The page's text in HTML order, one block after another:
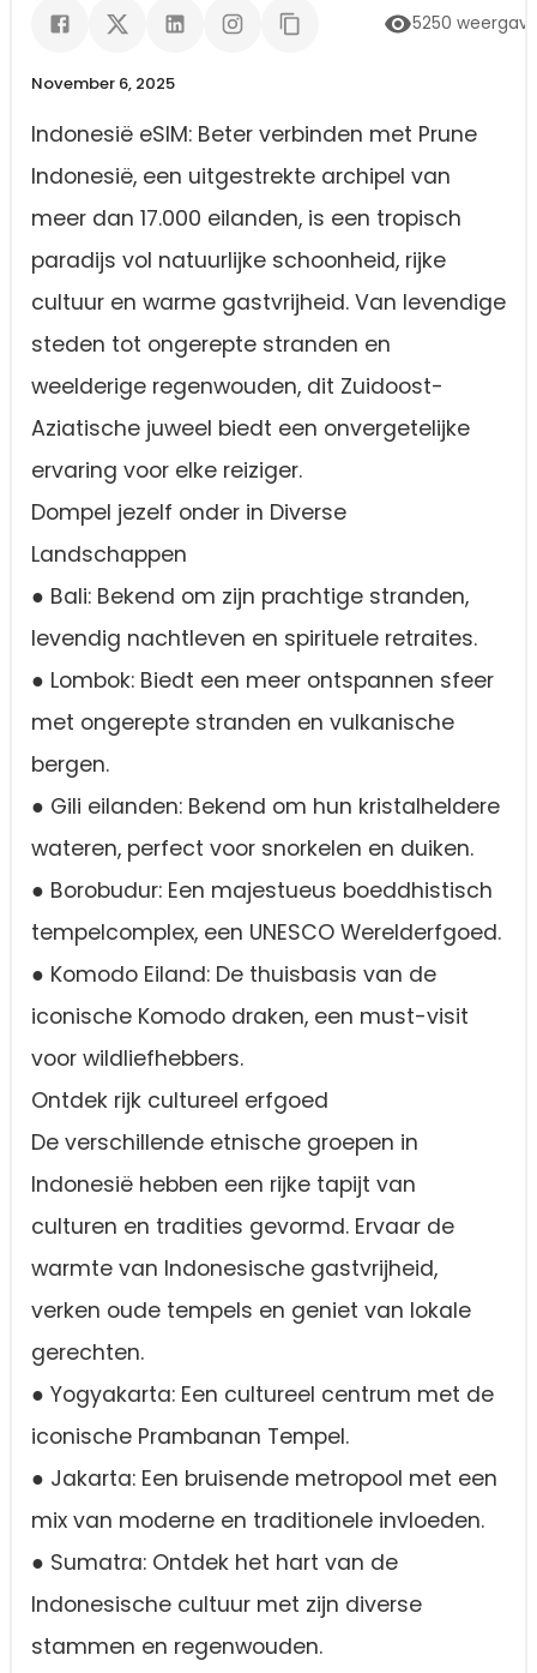
5250
November 6, 2025
Indonesië eSIM: Beter verbinden met Prune
Indonesië, een uitgestrekte archipel van
meer dan 17.000 eilanden, is een tropisch
paradijs vol natuurlijke schoonheid, rijke
cultuur en warme gastvrijheid. Van levendige
steden tot ongerepte stranden en
weelderige regenwouden, dit Zuidoost-
Aziatische juweel biedt een onvergetelijke
ervaring voor elke reiziger.
Dompel jezelf onder in Diverse
Landschappen
● Bali: Bekend om zijn prachtige stranden,
levendig nachtleven en spirituele retraites.
● Lombok: Biedt een meer ontspannen sfeer
met ongerepte stranden en vulkanische
bergen.
● Gili eilanden: Bekend om hun kristalheldere
wateren, perfect voor snorkelen en duiken.
● Borobudur: Een majestueus boeddhistisch
tempelcomplex, een UNESCO Werelderfgoed.
● Komodo Eiland: De thuisbasis van de
iconische Komodo draken, een must-visit
voor wildliefhebbers.
Ontdek rijk cultureel erfgoed
De verschillende etnische groepen in
Indonesië hebben een rijke tapijt van
culturen en tradities gevormd. Ervaar de
warmte van Indonesische gastvrijheid,
verken oude tempels en geniet van lokale
gerechten.
● Yogyakarta: Een cultureel centrum met de
iconische Prambanan Tempel.
● Jakarta: Een bruisende metropool met een
mix van moderne en traditionele invloeden.
● Sumatra: Ontdek het hart van de
Indonesische cultuur met zijn diverse
stammen en regenwouden.